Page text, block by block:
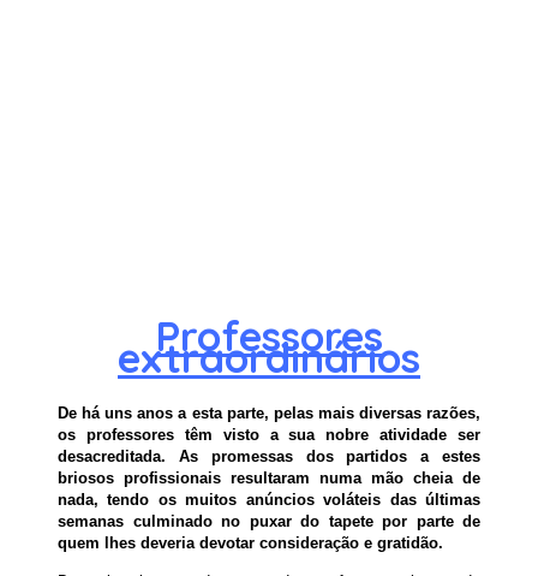
Professores
extraordinários
De há uns anos a esta parte, pelas mais diversas razões,
os professores têm visto a sua nobre atividade ser
desacreditada. As promessas dos partidos a estes
briosos profissionais resultaram numa mão cheia de
nada, tendo os muitos anúncios voláteis das últimas
semanas culminado no puxar do tapete por parte de
quem lhes deveria devotar consideração e gratidão.